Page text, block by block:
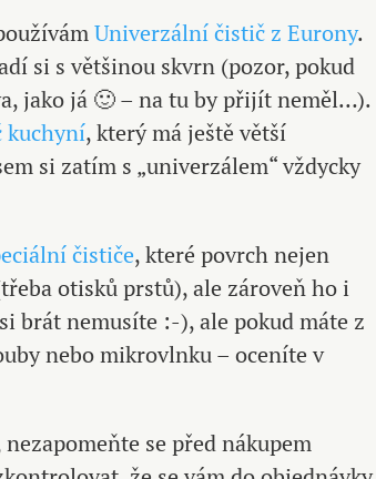
Univerzální čistič z Eurony.
si s většinou skvrn (pozor, pokud
jako já 🙂 – na tu by přijít neměl…).
kuchyní, který má ještě větší
si zatím s „univerzálem“ vždycky
čističe, které povrch nejen
otisků prstů), ale zároveň ho i
brát nemusíte :-), ale pokud máte z
nebo mikrovlnku – oceníte v
se před nákupem